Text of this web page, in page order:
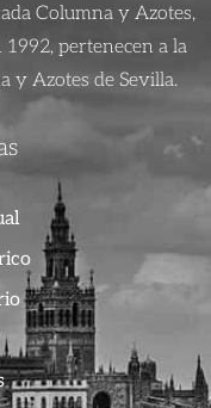
Columna y Azotes,
pertenecen a la
y Azotes de Sevilla.